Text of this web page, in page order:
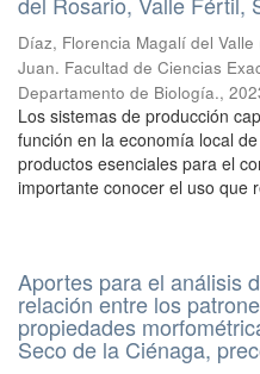
Díaz, Florencia Magalí del Valle
Juan. Facultad de Ciencias
Departamento de Biología.,
Los sistemas de producción
función en la economía local
productos esenciales para el
importante conocer el uso que
Aportes para el análisis
relación entre los
propiedades
Seco de la Ciénaga,